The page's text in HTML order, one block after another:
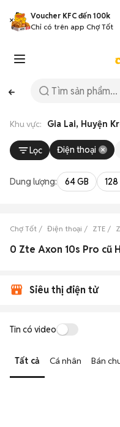
Voucher KFC đến 100k
Chỉ có trên app Chợ Tốt
Khu vực: Gia Lai, Huyện
Lọc Điện thoại
Dung lượng: 64 GB 128
Chợ Tốt Điện thoại ZTE
0 Zte Axon 10s Pro cũ
Siêu thị điện tử
Tin có video
Tất cả Cá nhân Bán